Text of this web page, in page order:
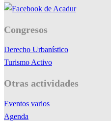
Congresos
Derecho Urbanístico
Turismo Activo
Otras actividades
Eventos varios
Agenda